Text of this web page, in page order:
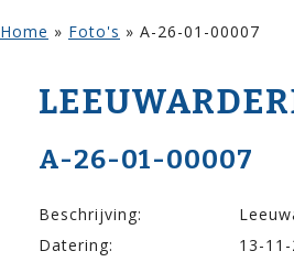
Home » Foto's » A-26-01-00007
A-26-01-00007
Beschrijving:
Datering:
13-